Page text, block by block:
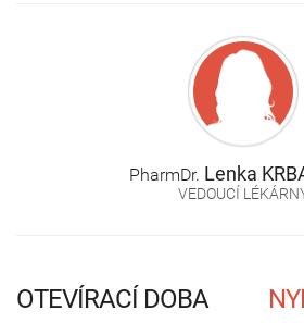
PharmDr. Lenka
VEDOUCÍ
OTEVÍRACÍ DOBA